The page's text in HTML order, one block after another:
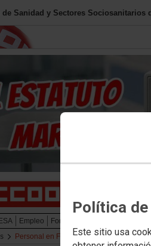
Política
Este sitio usa
de Sanidad y Sectores Sociosanitarios
Empleo Formación
Personal en Formación (MIR, EIR, PIR,